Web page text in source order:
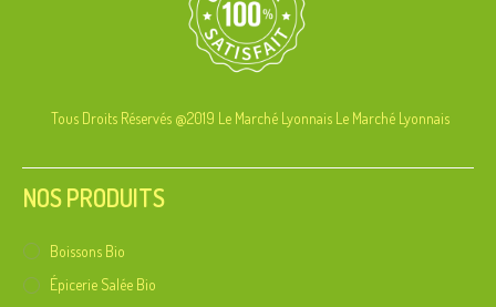
Tous Droits Réservés @2019 Le Marché Lyonnais Le Marché Lyonnais
NOS PRODUITS
Boissons Bio
Épicerie Salée Bio